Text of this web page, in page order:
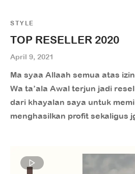
STYLE
TOP RESELLER 2020
April 9, 2021
Ma syaa Allaah semua atas
Wa ta’ala Awal terjun jadi
dari khayalan saya untuk
menghasilkan profit sekaligus